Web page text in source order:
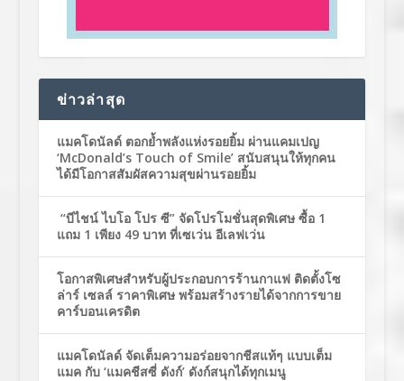
ข่าวล่าสุด
แมคโดนัลด์ ตอกย้ำพลังแห่งรอยยิ้ม ผ่านแคมเปญ
‘McDonald’s Touch of Smile’ สนับสนุนให้ทุกคน
ได้มีโอกาสสัมผัสความสุขผ่านรอยยิ้ม
“บีไชน์ ไบโอ โปร ซี” จัดโปรโมชั่นสุดพิเศษ ซื้อ 1
แถม 1 เพียง 49 บาท ที่เซเว่น อีเลฟเว่น
โอกาสพิเศษสำหรับผู้ประกอบการร้านกาแฟ ติดตั้งโซ
ล่าร์ เซลล์ ราคาพิเศษ พร้อมสร้างรายได้จากการขาย
คาร์บอนเครดิต
แมคโดนัลด์ จัดเต็มความอร่อยจากชีสแท้ๆ แบบเต็ม
แมค กับ ‘แมคชีสซี่ ดังก์’ ดังก์สนุกได้ทุกเมนู